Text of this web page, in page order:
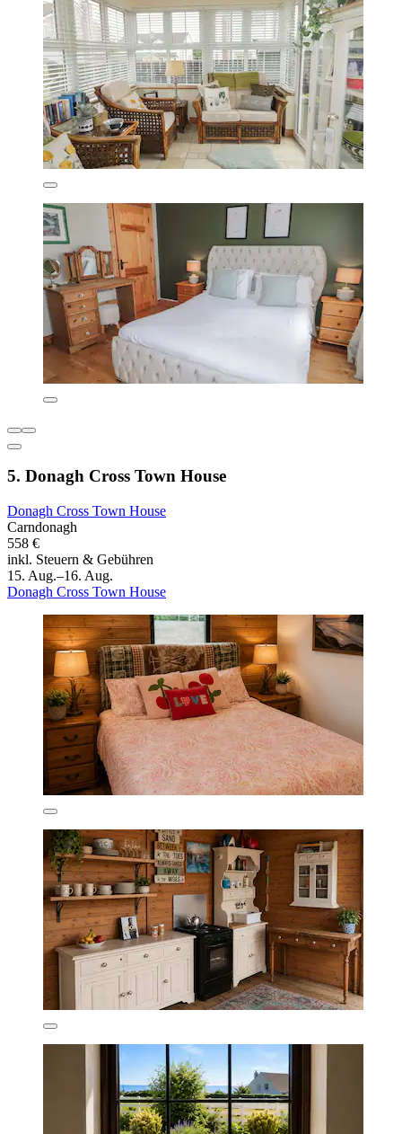
5. Donagh Cross Town House
Donagh Cross Town House
Carndonagh
558 €
inkl. Steuern & Gebühren
15. Aug.–16. Aug.
Donagh Cross Town House